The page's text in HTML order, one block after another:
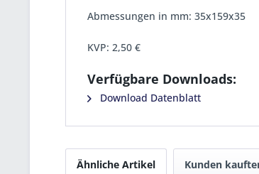
Abmessungen in mm: 35x159x35
KVP: 2,50 €
Verfügbare Downloads:
Download Datenblatt
Ähnliche Artikel Kunden